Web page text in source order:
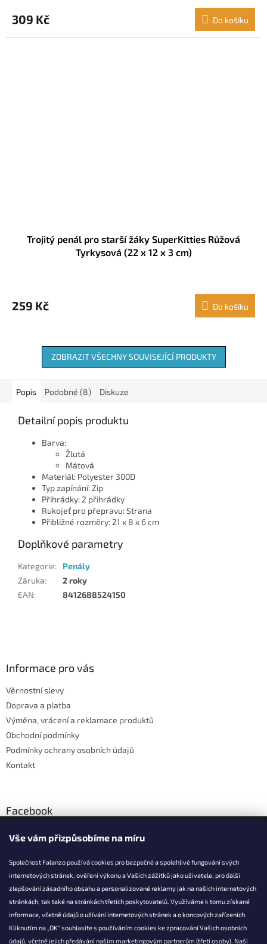
Vše vám přizpůsobíme na míru
Společnost Falanzo používá cookies pro bezpečné a spolehlivé fungování svých
internetových stránek, ověření výkonu a Vašich zážitků jako uživatele, pro další
zlepšování zásadního obsahu a personalizované reklamy jak na našich internetových
stránkách, tak také na stránkách třetích poskytovatelů. Využíváme k tomu získané
informace, včetně údajů o užívání internetových stránek a o koncových zařízeních.
Kliknutím na „OK“ souhlasíte s používáním cookies ke zpracování Vašich osobních
údajů, včetně jejich předávání našim marketingovým partnerům (třetí osoby). Naši
309 Kč Do košíku
Trojitý penál pro starší žáky SuperKitties Růžová
Tyrkysová (22 x 12 x 3 cm)
259 Kč Do košíku
ZOBRAZIT VŠECHNY SOUVISEJÍCÍ PRODUKTY
Popis Podobné (8) Diskuze
Detailní popis produktu
Barva:
Žlutá
Mátová
Materiál: Polyester 300D
Typ zapínání: Zip
Přihrádky: 2 přihrádky
Rukojeť pro přepravu: Strana
Přibližné rozměry: 21 x 8 x 6 cm
Doplňkové parametry
Kategorie:
Penály
Záruka:
2 roky
EAN: 8412688524150
Informace pro vás
Věrnostní slevy
Doprava a platba
Výměna, vrácení a reklamace produktů
Obchodní podmínky
Podmínky ochrany osobních údajů
Kontakt
Facebook
KONTAKT
info@falanzo.cz
Falanzo.cz
FalanzoCZ